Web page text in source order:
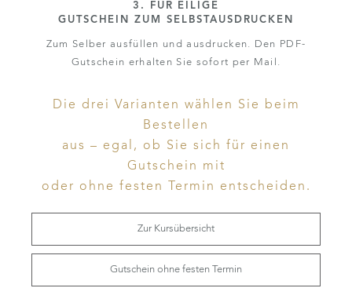
3. FÜR EILIGE
GUTSCHEIN ZUM SELBSTAUSDRUCKEN
Zum Selber ausfüllen und ausdrucken. Den PDF-
Gutschein erhalten Sie sofort per Mail.
Die drei Varianten wählen Sie beim
Bestellen
aus – egal, ob Sie sich für einen
Gutschein mit
oder ohne festen Termin entscheiden.
Zur Kursübersicht
Gutschein ohne festen Termin